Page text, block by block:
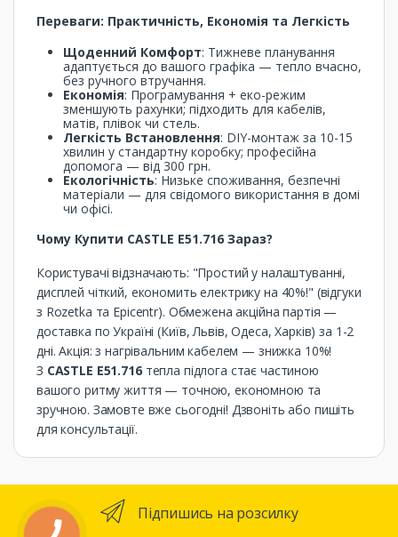
Переваги: Практичність, Економія та Легкість
Щоденний Комфорт: Тижневе планування
адаптується до вашого графіка — тепло вчасно,
без ручного втручання.
Економія: Програмування + еко-режим
зменшують рахунки; підходить для кабелів,
матів, плівок чи стель.
Легкість Встановлення: DIY-монтаж за 10-15
хвилин у стандартну коробку; професійна
допомога — від 300 грн.
Екологічність: Низьке споживання, безпечні
матеріали — для свідомого використання в домі
чи офісі.
Чому Купити CASTLE E51.716 Зараз?
Користувачі відзначають: "Простий у налаштуванні,
дисплей чіткий, економить електрику на 40%!" (відгуки
з Rozetka та Epicentr). Обмежена акційна партія —
доставка по Україні (Київ, Львів, Одеса, Харків) за 1-2
дні. Акція: з нагрівальним кабелем — знижка 10%!
З CASTLE E51.716тепла підлога стає частиною
вашого ритму життя — точною, економною та
зручною. Замовте вже сьогодні! Дзвоніть або пишіть
для консультації.
Підпишись на розсилку